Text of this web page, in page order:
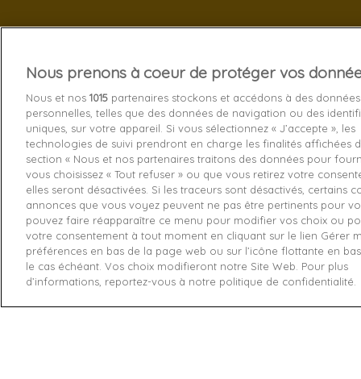
Services
Livraison
Echange
Paiement
Retourner
Nous prenons à coeur de protéger vos
Nous et nos 1015 partenaires stockons et accédons à des données
personnelles, telles que des données de navigation ou des
uniques, sur votre appareil. Si vous sélectionnez « J’accepte », les
technologies de suivi prendront en charge les finalités affichées
section « Nous et nos partenaires traitons des données pour
vous choisissez « Tout refuser » ou que vous retirez votre
elles seront désactivées. Si les traceurs sont désactivés, certains
annonces que vous voyez peuvent ne pas être pertinents pour
pouvez faire réapparaître ce menu pour modifier vos choix ou
votre consentement à tout moment en cliquant sur le lien Gérer
préférences en bas de la page web ou sur l’icône flottante en
le cas échéant. Vos choix modifieront notre Site Web. Pour plus
d’informations, reportez-vous à notre politique de confidentialité.